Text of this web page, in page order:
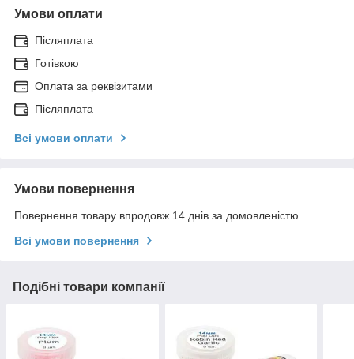
Умови оплати
Післяплата
Готівкою
Оплата за реквізитами
Післяплата
Всі умови оплати
Умови повернення
Повернення товару впродовж 14 днів за домовленістю
Всі умови повернення
Подібні товари компанії